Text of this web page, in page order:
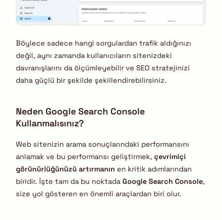
Böylece sadece hangi sorgulardan trafik aldığınızı
değil, aynı zamanda kullanıcıların sitenizdeki
davranışlarını da ölçümleyebilir ve SEO stratejinizi
daha güçlü bir şekilde şekillendirebilirsiniz.
Neden Google Search Console
Kullanmalısınız?
Web sitenizin arama sonuçlarındaki performansını
anlamak ve bu performansı geliştirmek, çevrimiçi
görünürlüğünüzü artırmanın en kritik adımlarından
biridir. İşte tam da bu noktada Google Search Console,
size yol gösteren en önemli araçlardan biri olur.